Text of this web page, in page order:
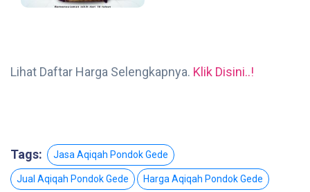
Lihat Daftar Harga Selengkapnya. Klik Disini..!
Tags: Jasa Aqiqah Pondok Gede
Jual Aqiqah Pondok Gede Harga Aqiqah Pondok Gede